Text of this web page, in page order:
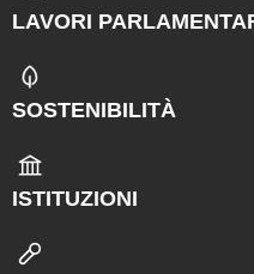
LAVORI
SOSTENIBILITÀ
ISTITUZIONI